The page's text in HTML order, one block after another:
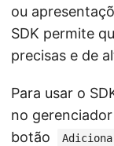
ou
SDK permite
precisas e de
Para usar o
no
botão